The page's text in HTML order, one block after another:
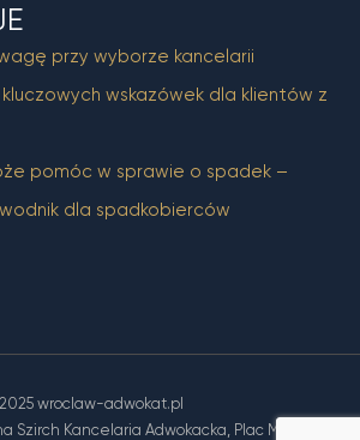
przy wyborze kancelarii
wskazówek dla klientów z
pomóc w sprawie o spadek –
dla spadkobierców
2025 wroclaw-adwokat.pl
Szirch Kancelaria Adwokacka, Plac Muzealny